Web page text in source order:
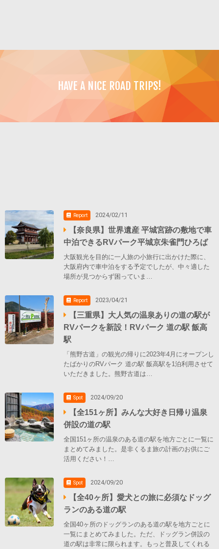
HAVE A NICE ROAD TRIPS!
Report 2024/02/11
【奈良県】世界遺産 平城宮跡の敷地で車
中泊できるRVパーク平城京朱雀門ひろば
大阪観光を目的に一人旅の小旅行に出かけた際に、
大阪府内で車中泊をする予定でしたが、中々適した
場所が見つからず困っていま…
Report 2023/04/21
【三重県】大人気の温泉ありの道の駅が
RVパークを新設！RVパーク 道の駅 飯高
駅
「熊野古道」の観光の帰りに2023年4月にオープンし
たばかりのRVパーク 道の駅 飯高駅を1泊利用させて
いただきました。熊野古道は…
Spot 2024/09/20
【全151ヶ所】みんな大好き日帰り温泉
併設の道の駅
全国151ヶ所の温泉のある道の駅を地方ごとに一覧に
まとめてみました。是非くるま旅の計画のお供にご
活用ください！…
Spot 2024/09/20
【全40ヶ所】愛犬との旅に必須なドッグ
ランのある道の駅
全国40ヶ所のドッグランのある道の駅を地方ごとに
一覧にまとめてみました。ただ、ドッグラン併設の
道の駅は非常に限られます。もっと普及してくれる